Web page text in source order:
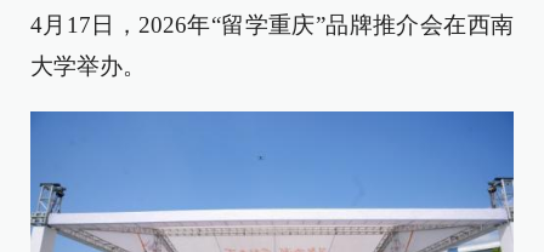
4月17日，2026年“留学重庆”品牌推介会在西南
大学举办。